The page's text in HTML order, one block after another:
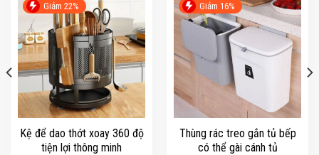
Giảm 22%
Kệ để dao thớt xoay 360 độ
tiện lợi thông minh
Giảm 16%
Thùng rác treo gắn tủ bếp
có thể gài cánh tủ